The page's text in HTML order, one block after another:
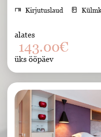
desk Kirjutuslaud kitchen
smoke_free Suitsetamine keelatud
liquor Minibaar bathtub
alates
143.00€
üks ööpäev